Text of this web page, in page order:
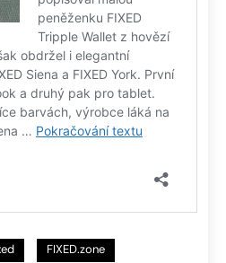
FIXED.zone